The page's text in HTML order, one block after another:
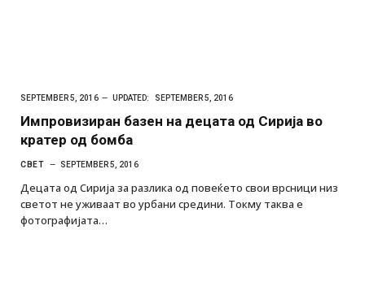
SEPTEMBER 5, 2016 UPDATED: SEPTEMBER 5, 2016
Импровизиран базен на децата од Сирија во
кратер од бомба
СВЕТ SEPTEMBER 5, 2016
Децата од Сирија за разлика од повеќето свои врсници низ
светот не уживаат во урбани средини. Токму таква е
фотографијата…